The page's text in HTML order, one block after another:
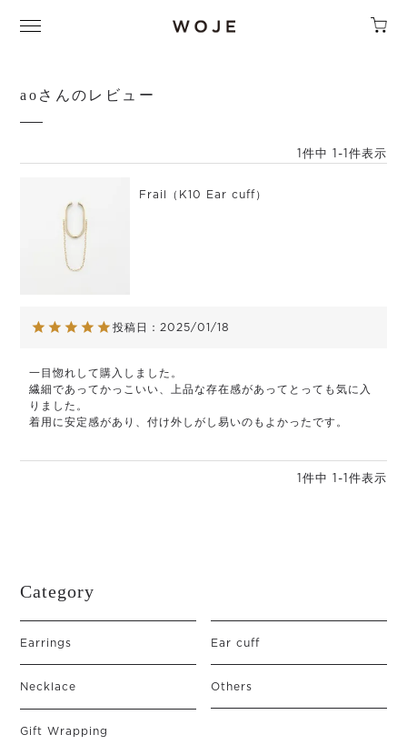
aoさんのレビュー
1 件中 1 -1 件表示
Frail（K10 Ear cuff）
投稿日 2025/01/18
一目惚れして購入しました。
繊細であってかっこいい、上品な存在感があってとっても気に入
りました。
着用に安定感があり、付け外しがし易いのもよかったです。
1 件中 1 -1 件表示
Category
Earrings Ear cuff
Necklace Others
Gift Wrapping